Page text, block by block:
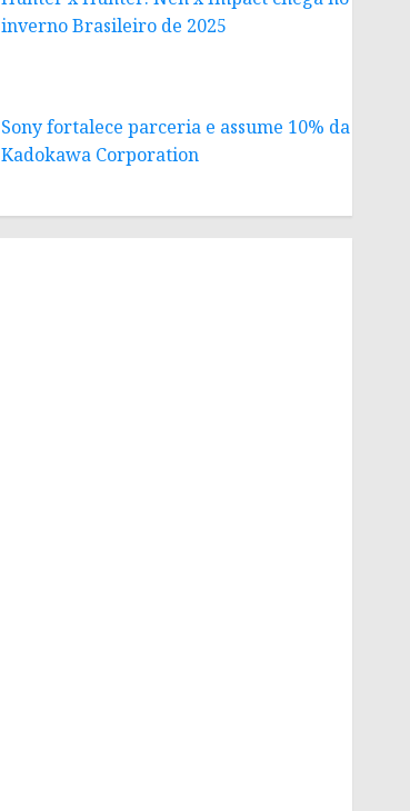
inverno Brasileiro de 2025
Sony fortalece parceria e assume 10% da
Kadokawa Corporation